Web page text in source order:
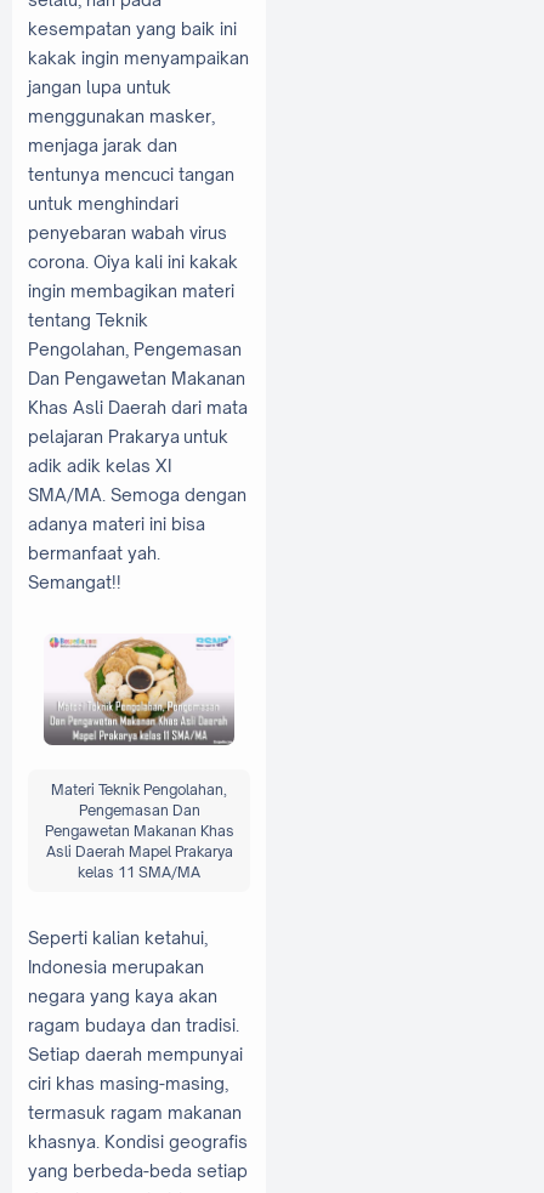
kesempatan yang baik ini
kakak ingin menyampaikan
jangan lupa untuk
menggunakan masker,
menjaga jarak dan
tentunya mencuci tangan
untuk menghindari
penyebaran wabah virus
corona. Oiya kali ini kakak
ingin membagikan materi
tentang Teknik
Pengolahan, Pengemasan
Dan Pengawetan Makanan
Khas Asli Daerah dari mata
pelajaran Prakarya untuk
adik adik kelas XI
SMA/MA. Semoga dengan
adanya materi ini bisa
bermanfaat yah.
Semangat!!
Materi Teknik Pengolahan,
Pengemasan Dan
Pengawetan Makanan Khas
Asli Daerah Mapel Prakarya
kelas 11 SMA/MA
Seperti kalian ketahui,
Indonesia merupakan
negara yang kaya akan
ragam budaya dan tradisi.
Setiap daerah mempunyai
ciri khas masing-masing,
termasuk ragam makanan
khasnya. Kondisi geografis
yang berbeda-beda setiap